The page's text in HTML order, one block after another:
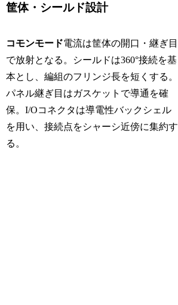
筐体・シールド設計
コモンモード電流は筐体の開口・継ぎ目
で放射となる。シールドは360°接続を基
本とし、編組のフリンジ長を短くする。
パネル継ぎ目はガスケットで導通を確
保。I/Oコネクタは導電性バックシェル
を用い、接続点をシャーシ近傍に集約す
る。